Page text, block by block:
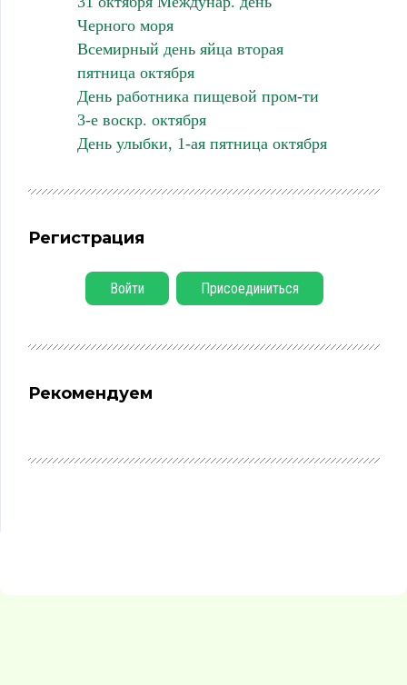
Черного моря
Всемирный день яйца вторая
пятница октября
День работника пищевой пром-ти
3-е воскр. октября
День улыбки, 1-ая пятница октября
Регистрация
Войти Присоединиться
Рекомендуем